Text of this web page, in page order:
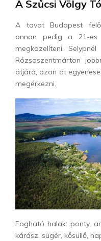
A Szűcsi Völgy Tó
A tavat Budapest
onnan pedig a 21-es
megközelíteni.
Rózsaszentmárton
átjáró, azon át
megérkezni.
Fogható halak: ponty,
kárász, sügér, kősüllő,